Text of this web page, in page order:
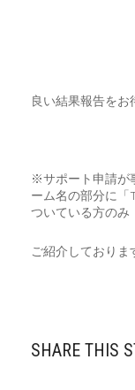
良い結果報告をお
※サポート申請が
ーム名の部分に「
ついている方のみ
ご紹介しておりま
SHARE THIS